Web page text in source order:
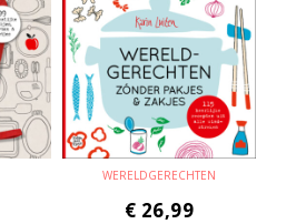
WERELDGERECHTEN
€ 26,99